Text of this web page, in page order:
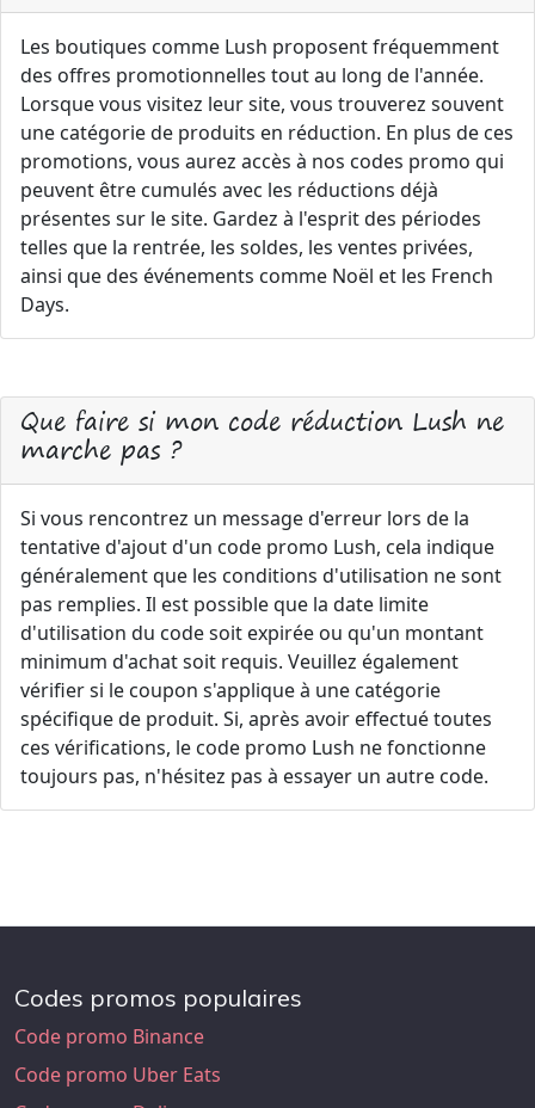
Les boutiques comme Lush proposent fréquemment
des offres promotionnelles tout au long de l'année.
Lorsque vous visitez leur site, vous trouverez souvent
une catégorie de produits en réduction. En plus de ces
promotions, vous aurez accès à nos codes promo qui
peuvent être cumulés avec les réductions déjà
présentes sur le site. Gardez à l'esprit des périodes
telles que la rentrée, les soldes, les ventes privées,
ainsi que des événements comme Noël et les French
Days.
Que faire si mon code réduction Lush ne
marche pas ?
Si vous rencontrez un message d'erreur lors de la
tentative d'ajout d'un code promo Lush, cela indique
généralement que les conditions d'utilisation ne sont
pas remplies. Il est possible que la date limite
d'utilisation du code soit expirée ou qu'un montant
minimum d'achat soit requis. Veuillez également
vérifier si le coupon s'applique à une catégorie
spécifique de produit. Si, après avoir effectué toutes
ces vérifications, le code promo Lush ne fonctionne
toujours pas, n'hésitez pas à essayer un autre code.
Codes promos populaires
Code promo Binance
Code promo Uber Eats